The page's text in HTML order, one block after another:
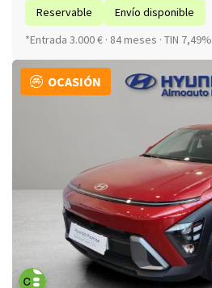
Reservable
Envío disponible
*Entrada 3.000 € · 84 meses · TIN 7,49%
OCASIÓN